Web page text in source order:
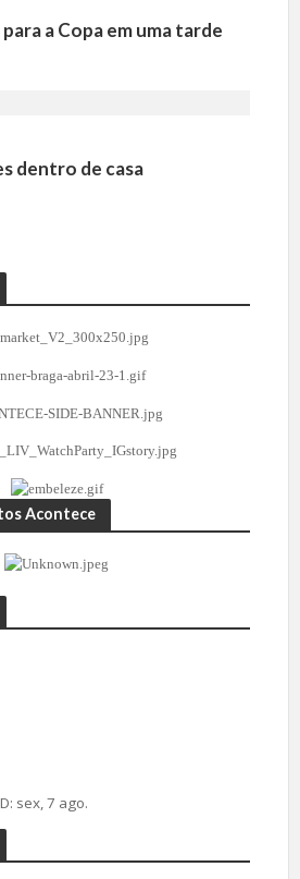
a Copa em uma tarde
dentro de casa
Acontece
: sex, 7 ago.